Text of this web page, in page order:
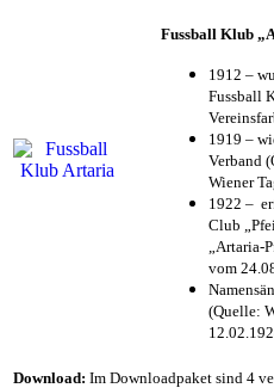
Fussball Klub
1912 –
Fussball
1919 –
Verband
Wiener
1922 –
Club
vom
(Quelle:
Download: Im Downloadpaket sind 4